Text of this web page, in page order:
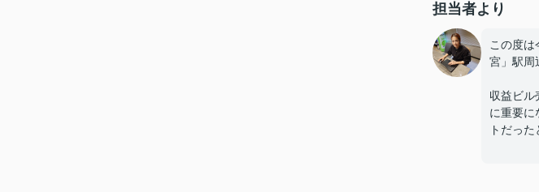
担当者より
この度
宮」駅周
収益ビル
に重要に
トだった